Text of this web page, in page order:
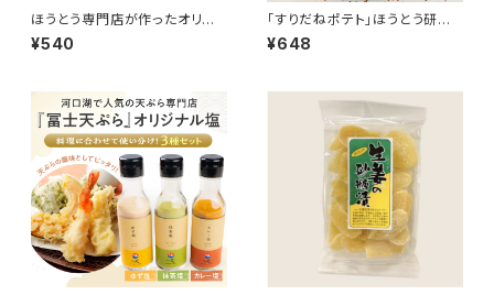
ほうとう専門店が作ったオリジ
ナル海鮮味噌 海鮮 味噌 ほう
とう みそつゆ ３袋セット
¥540
「すりだねポテト」ほうとう研究
所 スナック ご当地 富士山麓 旨
辛調味料入り 七味唐辛子 ポテ
¥648